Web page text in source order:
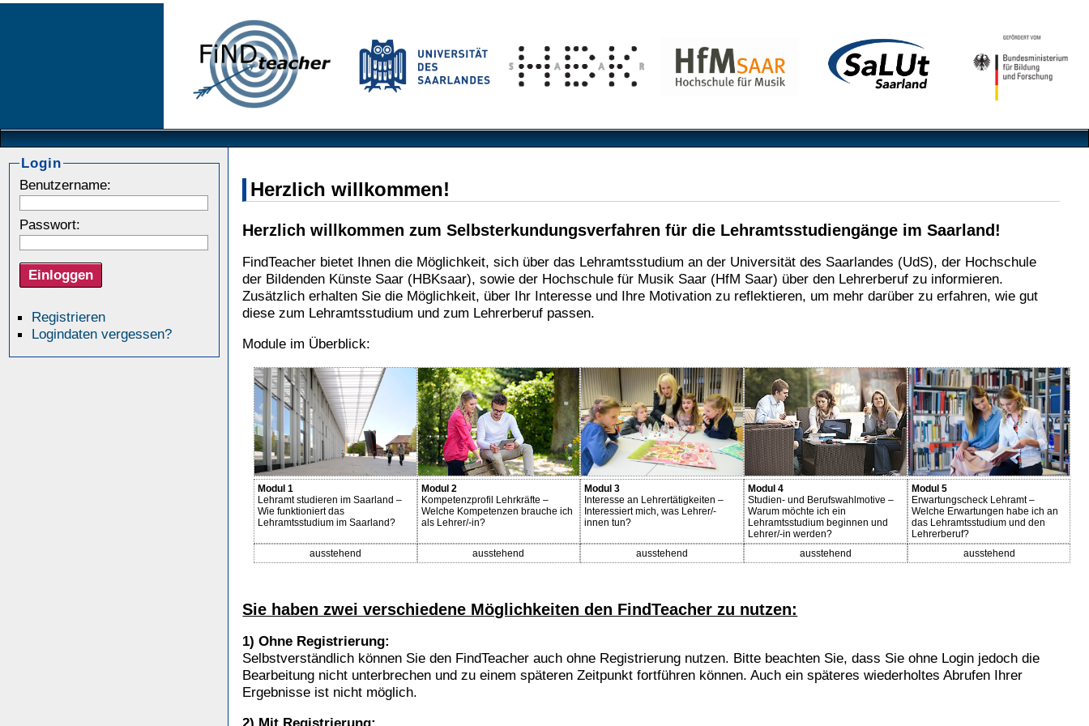
Login
Benutzername:
Passwort:
Registrieren
Logindaten vergessen?
Herzlich willkommen!
Herzlich willkommen zum Selbsterkundungsverfahren für die Lehramtsstudiengänge im Saarland!
FindTeacher bietet Ihnen die Möglichkeit, sich über das Lehramtsstudium an der Universität des Saarlandes (UdS), der Hochschule
der Bildenden Künste Saar (HBKsaar), sowie der Hochschule für Musik Saar (HfM Saar) über den Lehrerberuf zu informieren.
Zusätzlich erhalten Sie die Möglichkeit, über Ihr Interesse und Ihre Motivation zu reflektieren, um mehr darüber zu erfahren, wie gut
diese zum Lehramtsstudium und zum Lehrerberuf passen.
Module im Überblick:
Modul 1
Lehramt studieren im Saarland –
Wie funktioniert das
Lehramtsstudium im Saarland?
ausstehend
Modul 2
Kompetenzprofil Lehrkräfte –
Welche Kompetenzen brauche ich
als Lehrer/-in?
ausstehend
Modul 3
Interesse an Lehrertätigkeiten –
Interessiert mich, was Lehrer/-
innen tun?
ausstehend
Modul 4
Studien- und Berufswahlmotive –
Warum möchte ich ein
Lehramtsstudium beginnen und
Lehrer/-in werden?
ausstehend
Modul 5
Erwartungscheck Lehramt –
Welche Erwartungen habe ich an
das Lehramtsstudium und den
Lehrerberuf?
ausstehend
Sie haben zwei verschiedene Möglichkeiten den FindTeacher zu nutzen:
1) Ohne Registrierung:
Selbstverständlich können Sie den FindTeacher auch ohne Registrierung nutzen. Bitte beachten Sie, dass Sie ohne Login jedoch die
Bearbeitung nicht unterbrechen und zu einem späteren Zeitpunkt fortführen können. Auch ein späteres wiederholtes Abrufen Ihrer
Ergebnisse ist nicht möglich.